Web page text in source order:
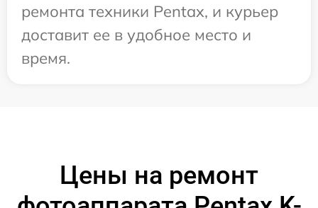
ремонта техники Pentax, и курьер
доставит ее в удобное место и
время.
Цены на ремонт